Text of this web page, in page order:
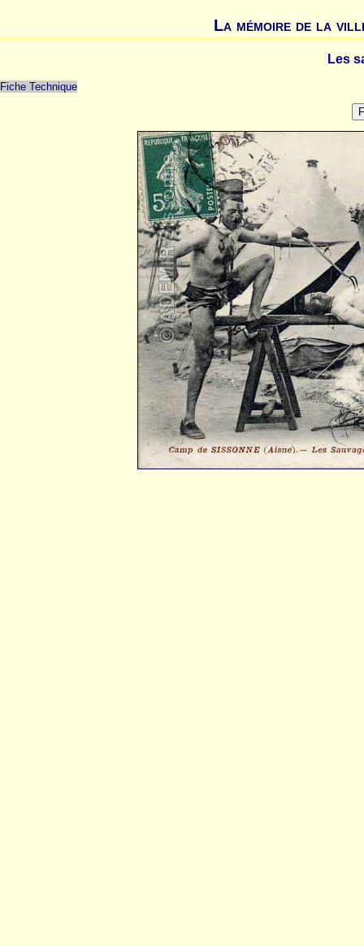
La mémoire de la
Les
Fiche Technique